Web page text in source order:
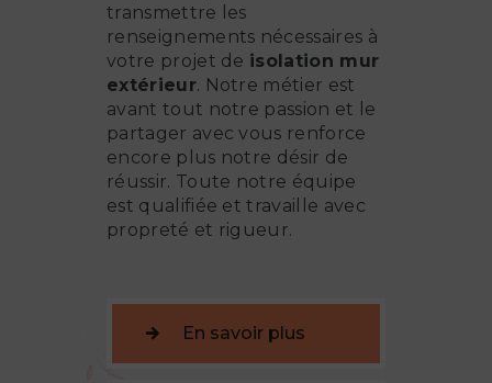
transmettre les
renseignements nécessaires à
votre projet de isolation mur
extérieur. Notre métier est
avant tout notre passion et le
partager avec vous renforce
encore plus notre désir de
réussir. Toute notre équipe
est qualifiée et travaille avec
propreté et rigueur.
En savoir plus